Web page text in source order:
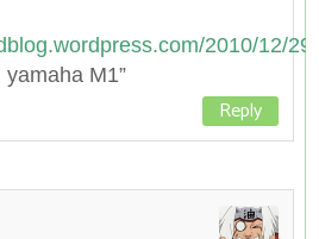
2010/12/
M1”
Reply